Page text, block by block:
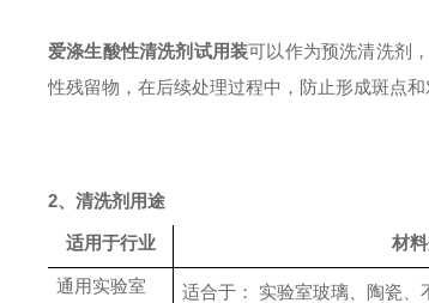
爱涤生酸性清洗剂试用装可以作为预洗清洗剂
性残留物，在后续处理过程中，防止形成斑点和
2、清洗剂用途
适用于行业 材
通用实验室 适合于： 实验室玻璃、陶瓷、